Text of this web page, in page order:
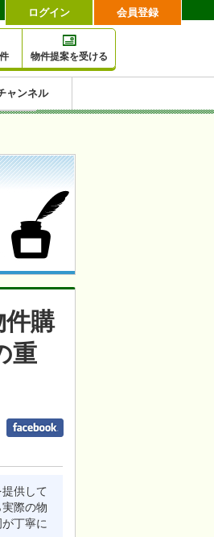
物件提案を受ける
ャンネル
ログイン 会員登録
件購
重
供して
際の物
丁寧に